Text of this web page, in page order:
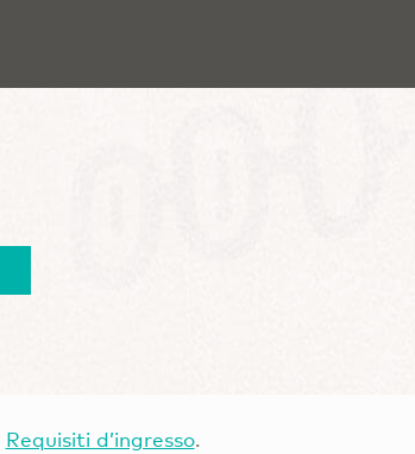
Requisiti d’ingresso.